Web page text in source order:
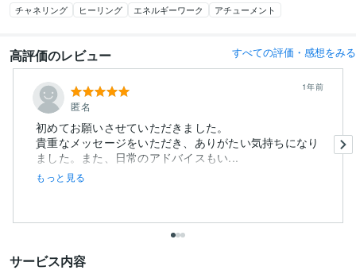
チャネリング ヒーリング エネルギーワーク アチューメント
高評価のレビュー すべての評価・感想をみる
匿名
1年前
初めてお願いさせていただきました。
貴重なメッセージをいただき、ありがたい気持ちになり
ました。また、日常のアドバイスもい...
もっと見る
サービス内容